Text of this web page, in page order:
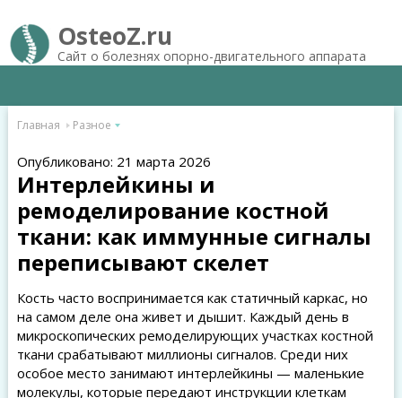
OsteoZ.ru
Сайт о болезнях опорно-двигательного аппарата
Главная Разное
Опубликовано: 21 марта 2026
Интерлейкины и
ремоделирование костной
ткани: как иммунные сигналы
переписывают скелет
Кость часто воспринимается как статичный каркас, но
на самом деле она живет и дышит. Каждый день в
микроскопических ремоделирующих участках костной
ткани срабатывают миллионы сигналов. Среди них
особое место занимают интерлейкины — маленькие
молекулы, которые передают инструкции клеткам